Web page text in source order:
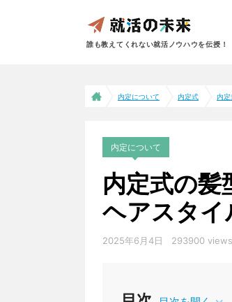
誰も教えてくれない就活ノウハウを伝授！
内定について 内定式 内
内定について
内定式の
ヘアスタイ
2025年6月4日 293900 views